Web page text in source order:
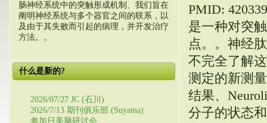
肠神经系统中的突触形成机制、我们旨在
阐明神经系统与多个器官之间的联系，以
及由于其失败而引起的病理，并开发治疗
方法。。
什么是新的?
2026/07/27 JC (石川)
2026/7/13 期刊俱乐部 (Suyama)
参加日美脑研讨会
PMID:
是一种对突
点。。神经
不完全了解
测定的新测
结果、
分子的状态